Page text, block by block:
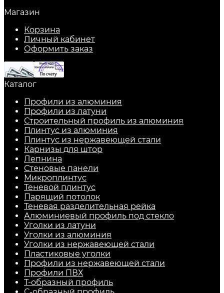
Магазин
Корзина
Личный кабинет
Оформить заказ
Каталог
Профили из алюминия
Профили из латуни
Строительный профиль из алюминия
Плинтус из алюминия
Плинтус из нержавеющей стали
Карнизы для штор
Лепнина
Стеновые панели
Микроплинтус
Теневой плинтус
Парящий потолок
Теневая разделительная рейка
Алюминиевый профиль под стекло
Уголки из латуни
Уголки из алюминия
Уголки из нержавеющей стали
Пластиковые уголки
Профили из нержавеющей стали
Профили ПВХ
Т-образный профиль